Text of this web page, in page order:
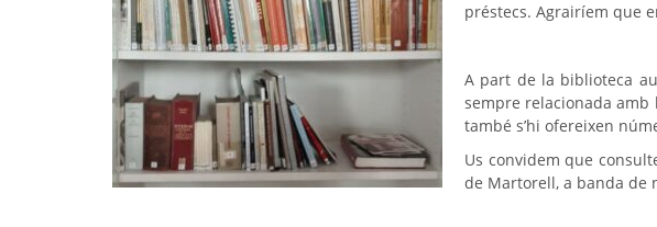
préstecs. Agrairíem que
A part de la biblioteca
sempre relacionada amb
també s’hi ofereixen
Us convidem que
de Martorell, a banda de